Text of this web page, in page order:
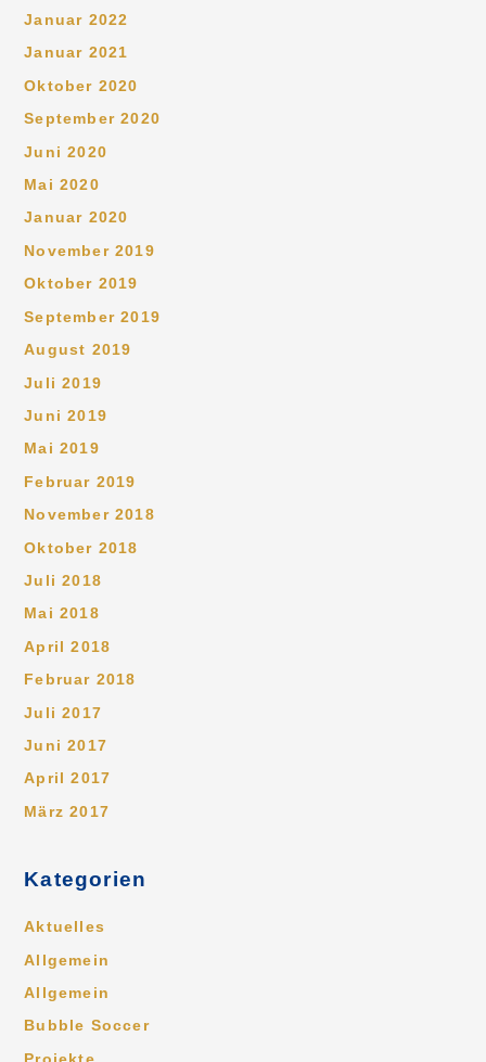
Januar 2022
Januar 2021
Oktober 2020
September 2020
Juni 2020
Mai 2020
Januar 2020
November 2019
Oktober 2019
September 2019
August 2019
Juli 2019
Juni 2019
Mai 2019
Februar 2019
November 2018
Oktober 2018
Juli 2018
Mai 2018
April 2018
Februar 2018
Juli 2017
Juni 2017
April 2017
März 2017
Kategorien
Aktuelles
Allgemein
Allgemein
Bubble Soccer